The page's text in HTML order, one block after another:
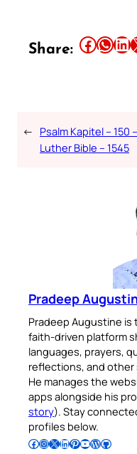
Share: Share this article on Facebook Share this article on WhatsApp Share this article on LinkedIn Share
← Psalm Kapitel – 150 –
Luther Bible – 1545
Pradeep
Pradeep Augustine is
faith-driven platform
languages, prayers,
reflections, and other
He manages the
apps alongside his
story). Stay
profiles below.
Follow Pradeep on Facebook Follow Pradeep on InstagramFollow Pradeep on X Follow Pradeep on LinkedIn Follow Pradeep on Pinterest Subscribe to Pradeep’s Youtube Channel Follow Pradeep on WordPress Follow Pradeep on GitHub